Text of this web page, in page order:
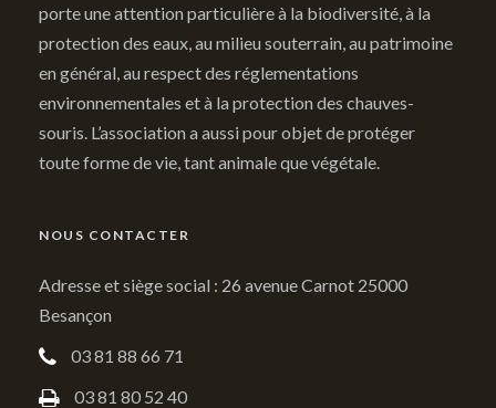
porte une attention particulière à la biodiversité, à la
protection des eaux, au milieu souterrain, au patrimoine
en général, au respect des réglementations
environnementales et à la protection des chauves-
souris. L’association a aussi pour objet de protéger
toute forme de vie, tant animale que végétale.
NOUS CONTACTER
Adresse et siège social : 26 avenue Carnot 25000
Besançon
03 81 88 66 71
03 81 80 52 40